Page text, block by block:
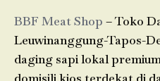
BBF Meat Shop – Toko
Leuwinanggung-Tapos-
daging sapi lokal